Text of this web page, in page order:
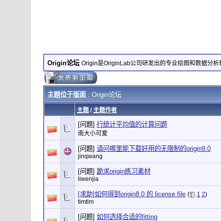
Origin论坛 Origin是OriginLab公司研发出的专业绘图和数据分析
主题位于版面: Origin论坛
主题/ 主题作者
[问题] 行统计平均值的计算问题
南大小可爱
[问题] 请问哪里能下载好用的无限制的origin9.0
jinqwang
[问题] 跪求origin练习素材
liwenjia
[求助]如何得到origin8.0 的 license file ( 1 2)
timtim
[问题] 如何选择合适的fitting